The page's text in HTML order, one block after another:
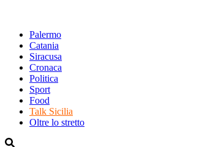
Palermo
Catania
Siracusa
Cronaca
Politica
Sport
Food
Talk Sicilia
Oltre lo stretto